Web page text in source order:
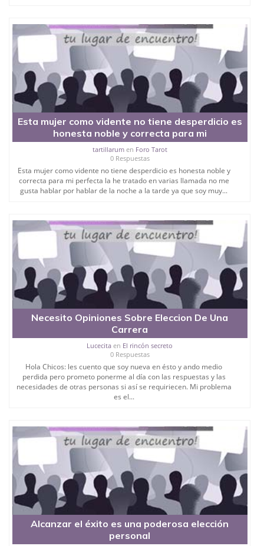
Esta mujer como vidente no tiene desperdicio es
honesta noble y correcta para mi
tartillarumen Foro Tarot
0 Respuestas
Esta mujer como vidente no tiene desperdicio es honesta noble y
correcta para mi perfecta la he tratado en varias llamada no me
gusta hablar por hablar de la noche a la tarde ya que soy muy...
Necesito Opiniones Sobre Eleccion De Una
Carrera
Lucecita en El rincón secreto
0 Respuestas
Hola Chicos: les cuento que soy nueva en ésto y ando medio
perdida pero prometo ponerme al día con las respuestas y las
necesidades de otras personas si así se requiriecen. Mi problema
es el...
Alcanzar el éxito es una poderosa elección
personal